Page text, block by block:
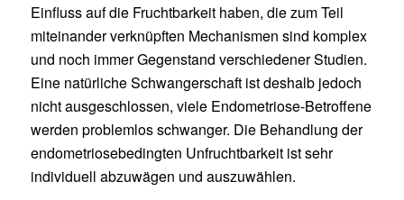
Einfluss auf die Fruchtbarkeit haben, die zum Teil
miteinander verknüpften Mechanismen sind komplex
und noch immer Gegenstand verschiedener Studien.
Eine natürliche Schwangerschaft ist deshalb jedoch
nicht ausgeschlossen, viele Endometriose-Betroffene
werden problemlos schwanger. Die Behandlung der
endometriosebedingten Unfruchtbarkeit ist sehr
individuell abzuwägen und auszuwählen.